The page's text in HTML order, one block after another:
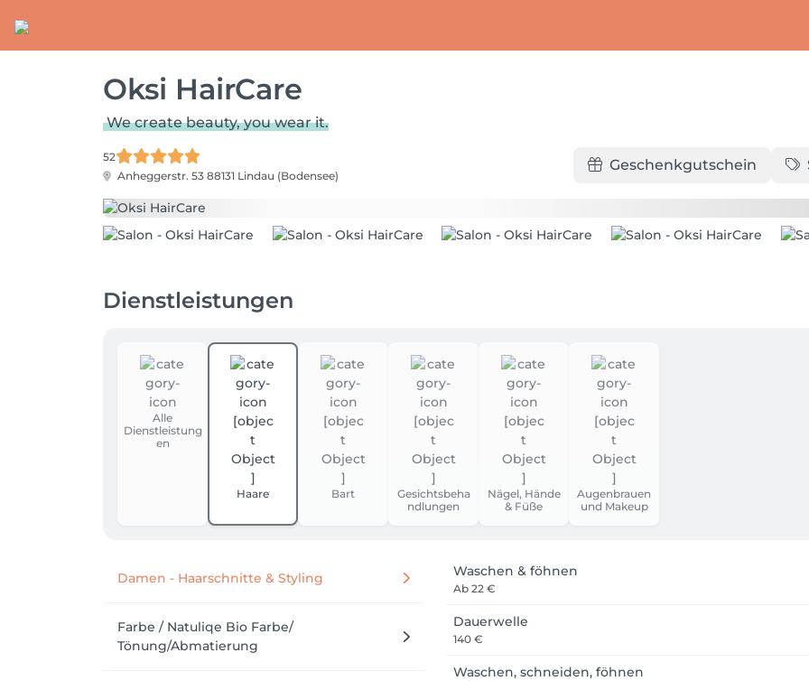
Oksi HairCare
We create beauty, you wear it.
52
Anheggerstr. 53 88131 Lindau (Bodensee)
Geschenkgutschein
Dienstleistungen
Alle
Dienstleistung
en
Haare Bart
Gesichtsbeha
ndlungen
Nägel, Hände
& Füße
Augenbrauen
und Makeup
Damen - Haarschnitte & Styling
Farbe / Natuliqe Bio Farbe/
Tönung/Abmatierung
Waschen & föhnen
Ab 22 €
Dauerwelle
140 €
Waschen, schneiden, föhnen